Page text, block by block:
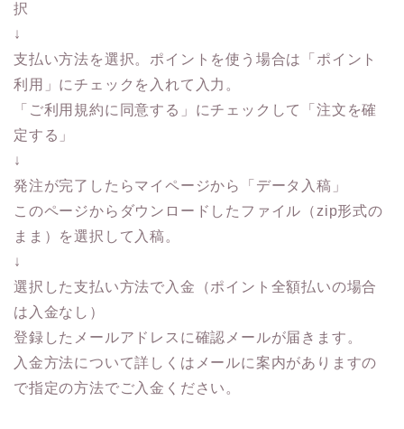
択
↓
支払い方法を選択。ポイントを使う場合は「ポイント
利用」にチェックを入れて入力。
「ご利用規約に同意する」にチェックして「注文を確
定する」
↓
発注が完了したらマイページから「データ入稿」
このページからダウンロードしたファイル（zip形式の
まま）を選択して入稿。
↓
選択した支払い方法で入金（ポイント全額払いの場合
は入金なし）
登録したメールアドレスに確認メールが届きます。
入金方法について詳しくはメールに案内がありますの
で指定の方法でご入金ください。